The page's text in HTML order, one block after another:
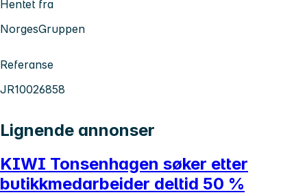
Hentet fra
NorgesGruppen
Referanse
JR10026858
Lignende annonser
KIWI Tonsenhagen søker etter
butikkmedarbeider deltid 50 %